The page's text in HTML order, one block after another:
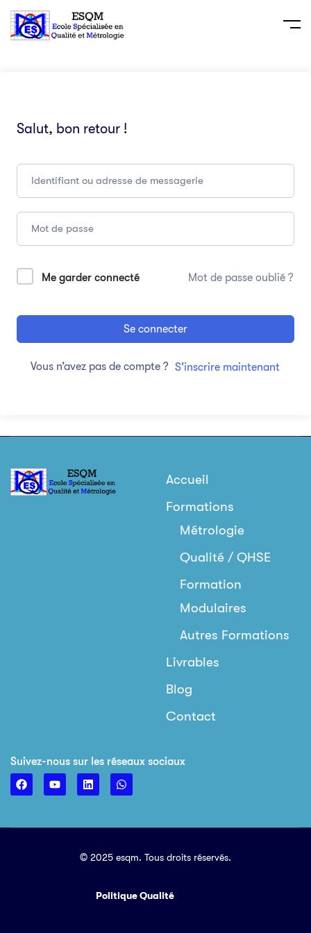
Salut, bon retour !
Me garder connecté Mot de passe oublié ?
Se connecter
Vous n’avez pas de compte ? S’inscrire maintenant
Accueil
Formations
Métrologie
Qualité / QHSE
Formation
Modulaires
Autres Formations
Livrables
Blog
Contact
Suivez-nous sur les réseaux sociaux
© 2025 esqm. Tous droits réservés.
Politique Qualité